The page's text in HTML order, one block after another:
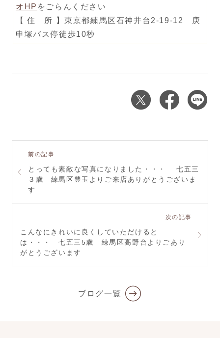
オHP をごらんください
【 住 所 】東京都練馬区石神井台2-19-12 庚
申塚バス停徒歩10秒
前の記事
とっても素敵な写真になりました・・・ 七五三
３歳 練馬区豊玉よりご来店ありがとうございま
す
次の記事
こんなにきれいに良くしていただけると
は・・・ 七五三5歳 練馬区高野台よりごあり
がとうございます
ブログ一覧